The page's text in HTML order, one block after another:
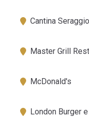
Cantina Seraggio
Master Grill
McDonald's
London Burger